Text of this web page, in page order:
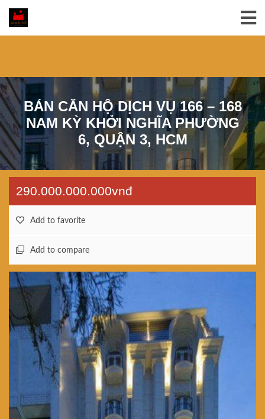
BÁN CĂN HỘ DỊCH VỤ 166 – 168
NAM KỲ KHỞI NGHĨA PHƯỜNG
6, QUẬN 3, HCM
290.000.000.000vnđ
Add to favorite
Add to compare